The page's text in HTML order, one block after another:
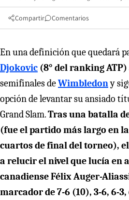
Compartir Comentarios
En una definición que quedará
Djokovic (8° del ranking ATP)
semifinales deWimbledony
opción de levantar su ansiado
Grand Slam.Tras una batalla
(fue el partido más largo en
cuartos de final del torneo),
a relucir el nivel que lucía en
canadiense Félix Auger-
marcador de 7-6 (10), 3-6, 6-